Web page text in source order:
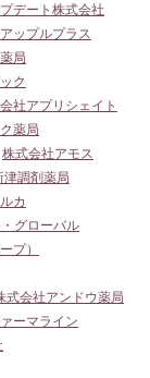
デート株式会社
ップルプラス
局
ク
社アプリシェイト
薬局
株式会社アモス
津調剤薬局
カ
グローバル
プ）
式会社アンドウ薬局
ーマライン